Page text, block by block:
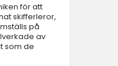
höger sidoljus & överljus
med vänster & höger sidoljus
med överljus
för att
skifferleror,
på
av
som de